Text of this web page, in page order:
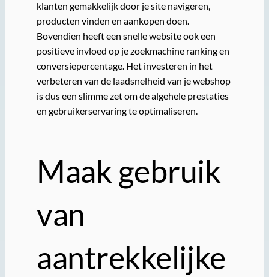
klanten gemakkelijk door je site navigeren,
producten vinden en aankopen doen.
Bovendien heeft een snelle website ook een
positieve invloed op je zoekmachine ranking en
conversiepercentage. Het investeren in het
verbeteren van de laadsnelheid van je webshop
is dus een slimme zet om de algehele prestaties
en gebruikerservaring te optimaliseren.
Maak gebruik
van
aantrekkelijke